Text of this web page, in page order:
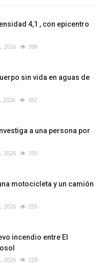
4,1 , con epicentro
2026 398
sin vida en aguas de
2026 382
a una persona por
2026 339
motocicleta y un camión
2026 255
incendio entre El
2026 229